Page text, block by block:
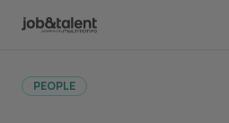
PEOPLE
Voltar para todas as